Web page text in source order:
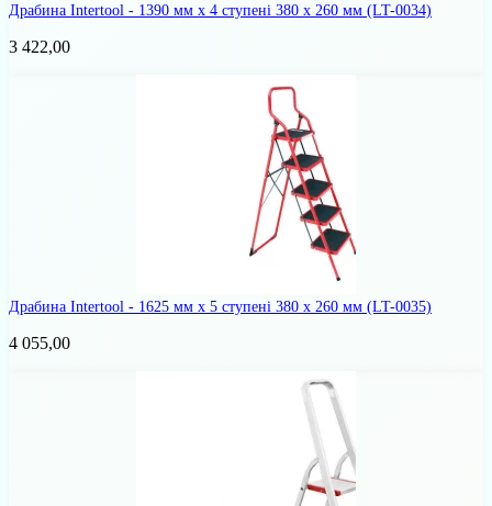
Драбина Intertool - 1390 мм х 4 ступені 380 х 260 мм (LT-0034)
3 422,00
Драбина Intertool - 1625 мм х 5 ступені 380 х 260 мм (LT-0035)
4 055,00